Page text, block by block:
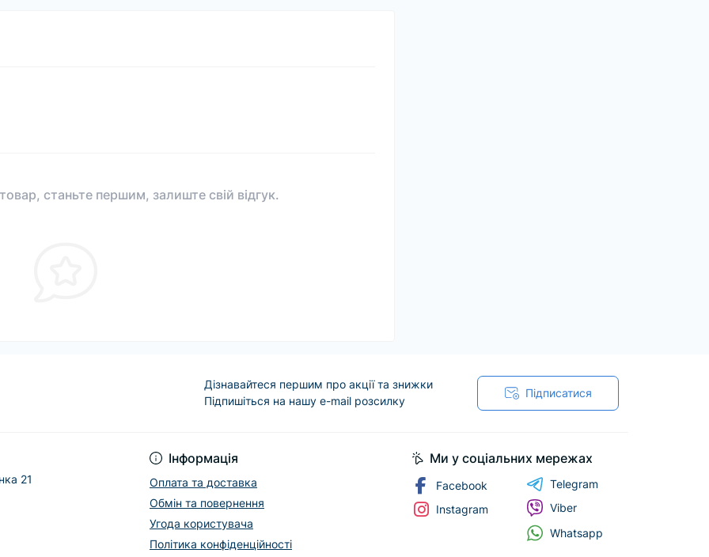
станьте першим, залиште свій відгук.
Дізнавайтеся першим про акції та знижки
Підпишіться на нашу e-mail розсилку
Підписатися
21
Інформація
Оплата та доставка
Обмін та повернення
Угода користувача
Політика конфіденційності
Ми у соціальних мережах
Facebook
Instagram
Telegram
Viber
Whatsapp